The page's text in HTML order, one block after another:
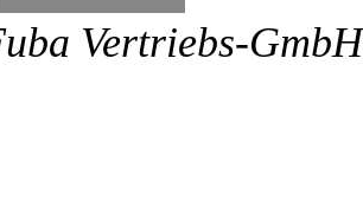
Vertriebs-GmbH